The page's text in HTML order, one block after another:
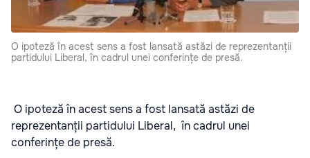
O ipoteză în acest sens a fost lansată astăzi de reprezentanții
partidului Liberal, în cadrul unei conferințe de presă.
O ipoteză în acest sens a fost lansată astăzi de
reprezentanții partidului Liberal, în cadrul unei
conferințe de presă.